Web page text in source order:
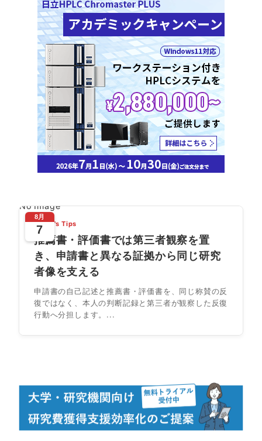
No Image
8月
7
Today's Tips
推薦書・評価書では第三者観察を置
き、申請書と異なる証拠から同じ研究
者像を支える
申請書の自己記述と推薦書・評価書を、同じ称賛の反
復ではなく、本人の判断記録と第三者が観察した反復
行動へ分担します。...